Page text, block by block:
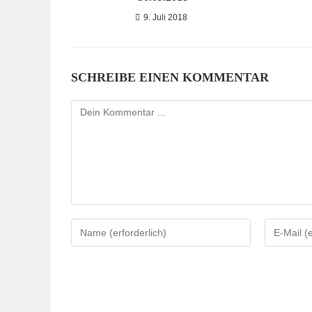
9. Juli 2018
SCHREIBE EINEN KOMMENTAR
Kommentieren
deinen
deine